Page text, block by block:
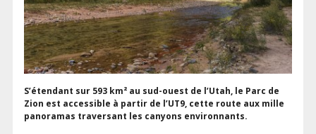
S’étendant sur 593 km² au sud-ouest de l’Utah, le Parc de
Zion est accessible à partir de l’UT9, cette route aux mille
panoramas traversant les canyons environnants.